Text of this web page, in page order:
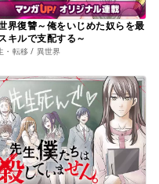
界復讐～俺をいじめた奴らを最
キルで支配する～
・転移 / 異世界